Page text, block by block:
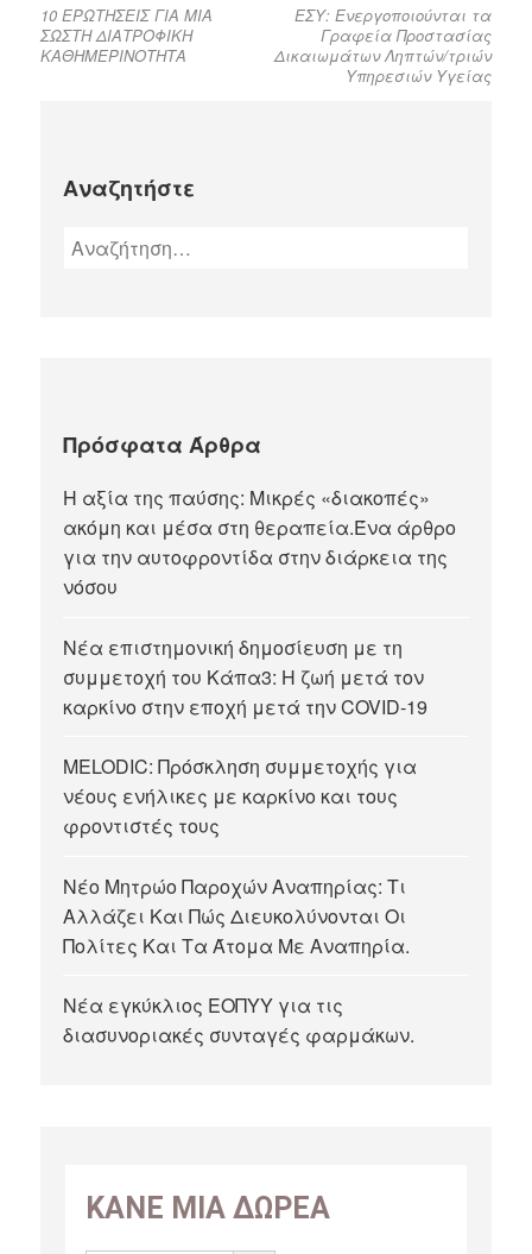
10 ΕΡΩΤΗΣΕΙΣ ΓΙΑ ΜΙΑ
ΣΩΣΤΗ ΔΙΑΤΡΟΦΙΚΗ
ΚΑΘΗΜΕΡΙΝΟΤΗΤΑ
ΕΣΥ: Ενεργοποιούνται τα
Γραφεία Προστασίας
Δικαιωμάτων Ληπτών/τριών
Υπηρεσιών Υγείας
Αναζητήστε
Πρόσφατα Άρθρα
Η αξία της παύσης: Μικρές «διακοπές»
ακόμη και μέσα στη θεραπεία.Ένα άρθρο
για την αυτοφροντίδα στην διάρκεια της
νόσου
Νέα επιστημονική δημοσίευση με τη
συμμετοχή του Κάπα3: Η ζωή μετά τον
καρκίνο στην εποχή μετά την COVID-19
MELODIC: Πρόσκληση συμμετοχής για
νέους ενήλικες με καρκίνο και τους
φροντιστές τους
Νέο Μητρώο Παροχών Αναπηρίας: Τι
Αλλάζει Και Πώς Διευκολύνονται Οι
Πολίτες Και Τα Άτομα Με Αναπηρία.
Νέα εγκύκλιος ΕΟΠΥΥ για τις
διασυνοριακές συνταγές φαρμάκων.
ΚΑΝΕ ΜΙΑ ΔΩΡΕΑ